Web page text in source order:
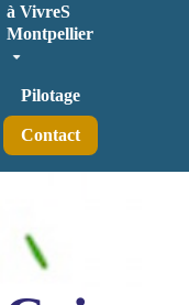
à VivreS
Montpellier
Pilotage
Contact